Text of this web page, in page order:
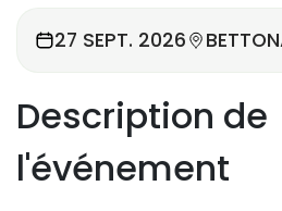
27 SEPT. 2026
Description de
l'événement